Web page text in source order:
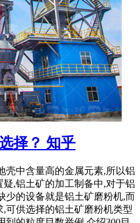
择？ 知乎
壳中含量高的金属元素,所以铝
,铝土矿的加工制备中,对于铝
少的设备就是铝土矿磨粉机,而
可供选择的铝土矿磨粉机类型